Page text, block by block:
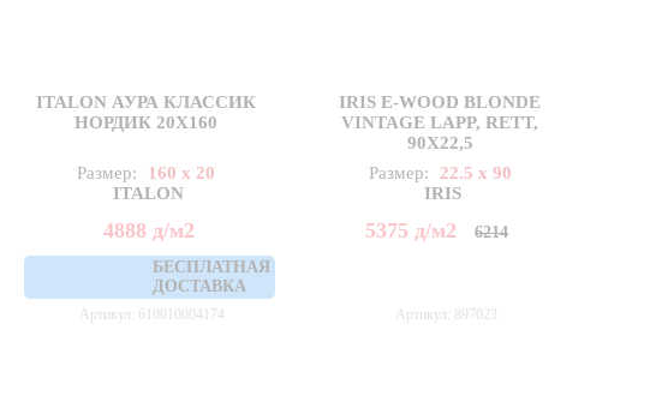
ITALON АУРА КЛАССИК
НОРДИК 20Х160
Размер:
160 x 20
ITALON
4888 д/м2
БЕСПЛАТНАЯ
ДОСТАВКА
Артикул: 610010004174
IRIS E-WOOD BLONDE
VINTAGE LAPP, RETT,
90X22,5
Размер:
22.5 x 90
IRIS
5375 д/м2 6214
Артикул: 897023